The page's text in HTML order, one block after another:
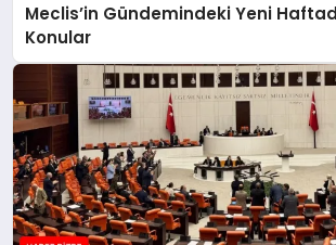
Meclis’in Gündemindeki Yeni
Konular